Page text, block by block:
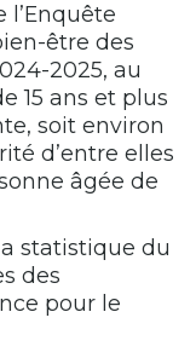
l’Enquête
être des
2025, au
15 ans et plus
soit environ
d’entre elles
âgée de
statistique du
des
pour le